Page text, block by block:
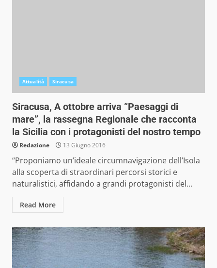
Attualità Siracusa
Siracusa, A ottobre arriva “Paesaggi di
mare”, la rassegna Regionale che racconta
la Sicilia con i protagonisti del nostro tempo
Redazione 13 Giugno 2016
“Proponiamo un’ideale circumnavigazione dell’Isola
alla scoperta di straordinari percorsi storici e
naturalistici, affidando a grandi protagonisti del...
Read More